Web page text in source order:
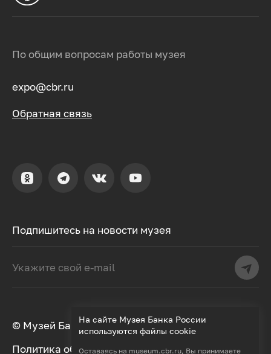
Подпишитесь на новости музея
По общим вопросам работы музея
expo@cbr.ru
Обратная связь
© Музей Банка России, 2000–2026
Политика обработки персональных данных
На сайте Музея Банка России
используются файлы cookie
Оставаясь на museum.cbr.ru, Вы принимаете